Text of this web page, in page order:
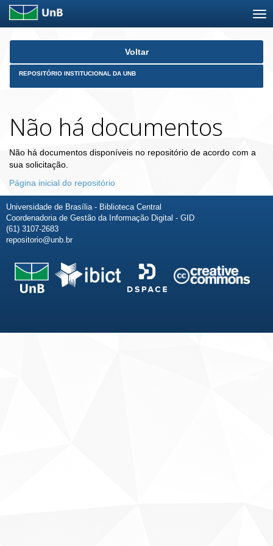
Skip
Voltar
REPOSITÓRIO INSTITUCIONAL DA UNB
Não há documentos
Não há documentos disponíveis no repositório de acordo com a
sua solicitação.
Página inicial do repositório
Universidade de Brasília - Biblioteca Central
Coordenadoria de Gestão da Informação Digital - GID
(61) 3107-2683
repositorio@unb.br